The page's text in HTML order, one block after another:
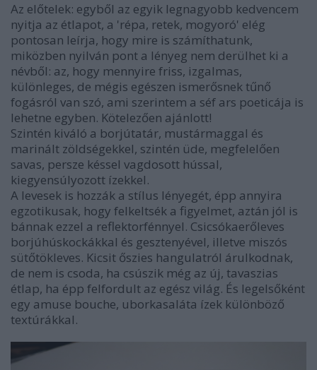
Az előtelek: egyből az egyik legnagyobb kedvencem
nyitja az étlapot, a 'répa, retek, mogyoró' elég
pontosan leírja, hogy mire is számíthatunk,
miközben nyilván pont a lényeg nem derülhet ki a
névből: az, hogy mennyire friss, izgalmas,
különleges, de mégis egészen ismerősnek tűnő
fogásról van szó, ami szerintem a séf ars poeticája is
lehetne egyben. Kötelezően ajánlott!
Szintén kiváló a borjútatár, mustármaggal és
marinált zöldségekkel, szintén üde, megfelelően
savas, persze késsel vagdosott hússal,
kiegyensúlyozott ízekkel.
A levesek is hozzák a stílus lényegét, épp annyira
egzotikusak, hogy felkeltsék a figyelmet, aztán jól is
bánnak ezzel a reflektorfénnyel. Csicsókaerőleves
borjúhúskockákkal és gesztenyével, illetve miszós
sütőtökleves. Kicsit őszies hangulatról árulkodnak,
de nem is csoda, ha csúszik még az új, tavaszias
étlap, ha épp felfordult az egész világ. És legelsőként
egy amuse bouche, uborkasaláta ízek különböző
textúrákkal.